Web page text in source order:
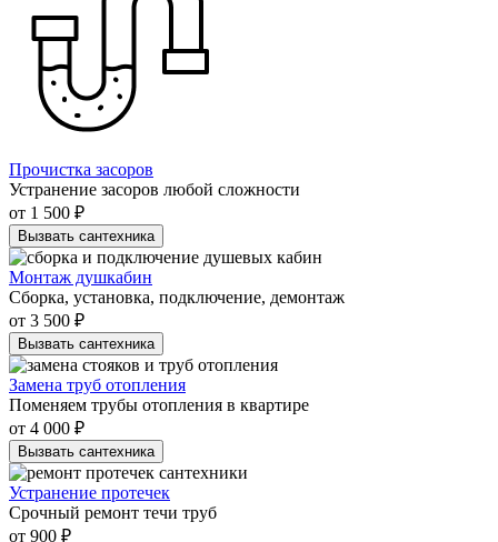
Прочистка засоров
Устранение засоров любой сложности
от 1 500 ₽
Вызвать сантехника
Монтаж душкабин
Сборка, установка, подключение, демонтаж
от 3 500 ₽
Вызвать сантехника
Замена труб отопления
Поменяем трубы отопления в квартире
от 4 000 ₽
Вызвать сантехника
Устранение протечек
Срочный ремонт течи труб
от 900 ₽